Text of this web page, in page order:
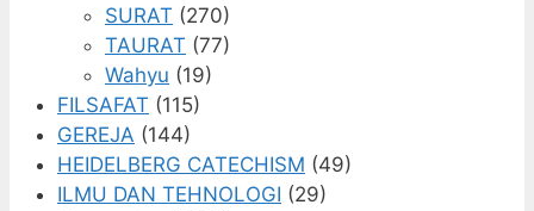
SURAT (270)
TAURAT (77)
Wahyu (19)
FILSAFAT (115)
GEREJA (144)
HEIDELBERG CATECHISM (49)
ILMU DAN TEHNOLOGI (29)